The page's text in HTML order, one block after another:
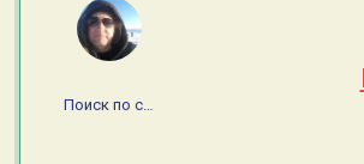
Поиск по сайту